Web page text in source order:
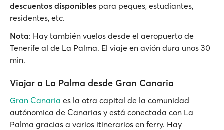
descuentos disponibles para peques, estudiantes,
residentes, etc.
Nota: Hay también vuelos desde el aeropuerto de
Tenerife al de La Palma. El viaje en avión dura unos 30
min.
Viajar a La Palma desde Gran Canaria
Gran Canaria es la otra capital de la comunidad
autónomica de Canarias y está conectada con La
Palma gracias a varios itinerarios en ferry. Hay